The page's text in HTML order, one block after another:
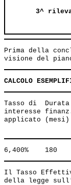
3^
Prima della
CALCOLO
Tasso di
interesse
applicato
Il Tasso
della legge